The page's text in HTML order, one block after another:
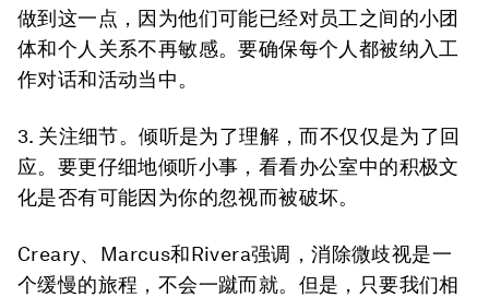
做到这一点，因为他们可能已经对员工之间的小团
体和个人关系不再敏感。要确保每个人都被纳入工
作对话和活动当中。
3. 关注细节。倾听是为了理解，而不仅仅是为了回
应。要更仔细地倾听小事，看看办公室中的积极文
化是否有可能因为你的忽视而被破坏。
Creary、Marcus和Rivera强调，消除微歧视是一
个缓慢的旅程，不会一蹴而就。但是，只要我们相